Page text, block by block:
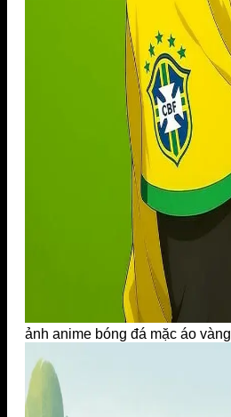
ảnh anime bóng đá mặc áo vàng